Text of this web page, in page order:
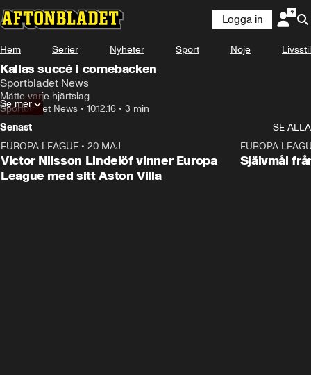
Logga in
Hem Serier Nyheter Sport Nöje Livsstil
Kallas succé i comebacken
Sportbladet News
Mätte varje hjärtslag
Sportbladet News • 10.12.16 • 3 min
Se mer
Senast
SE ALLA
EUROPA LEAGUE • 20 MAJ
Victor Nilsson Lindelöf vinner Europa
League med sitt Aston Villa
EUROPA
Självmål